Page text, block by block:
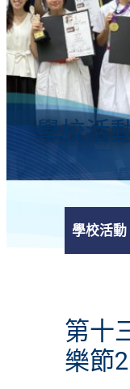
學校活
學校活動
校外獎項
第十
樂節